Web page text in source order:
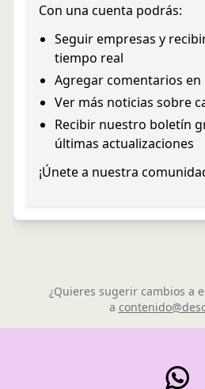
Con una cuenta podrás:
Seguir empresas y
tiempo real
Agregar comentarios en
Ver más noticias sobre
Recibir nuestro boletín
últimas actualizaciones
¡Únete a nuestra
¿Quieres sugerir cambios a
a